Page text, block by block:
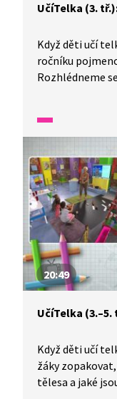
UčíTelka (3.
Když děti učí
ročníku
Rozhlédneme
vymodelovat?
20:49
UčíTelka
Když děti učí
žáky
tělesa a jaké